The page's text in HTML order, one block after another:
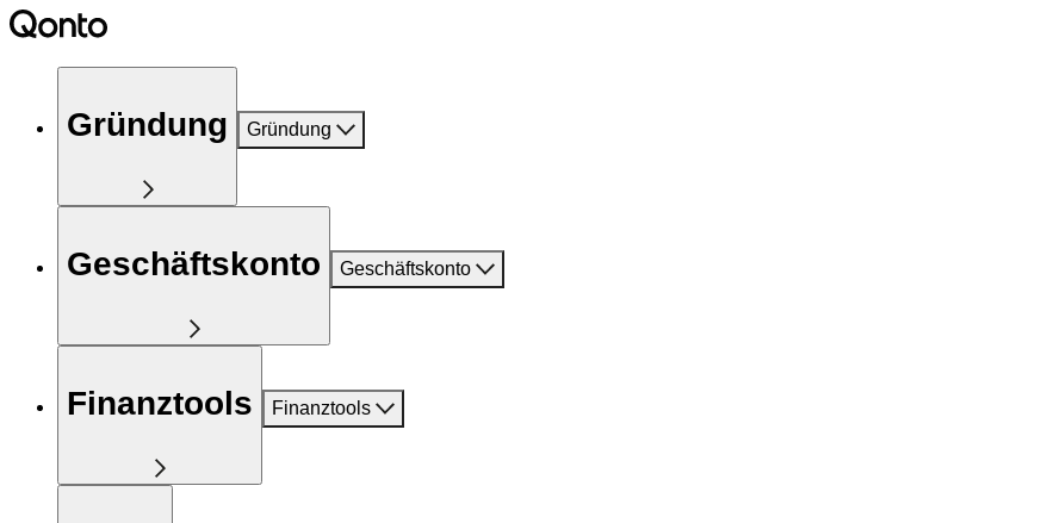
Gründung Gründung
Geschäftskonto Geschäftskonto
Finanztools Finanztools